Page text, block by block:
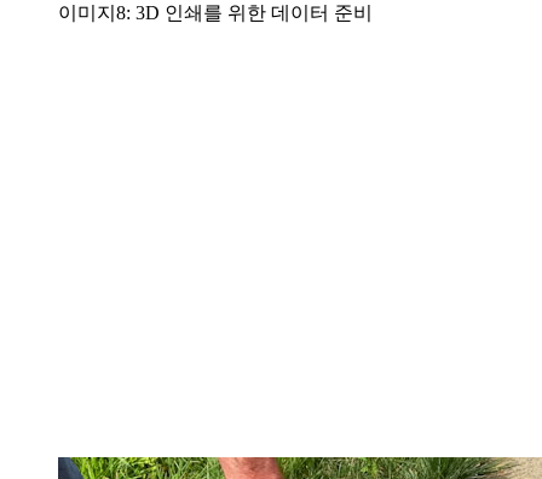
이미지8: 3D 인쇄를 위한 데이터 준비